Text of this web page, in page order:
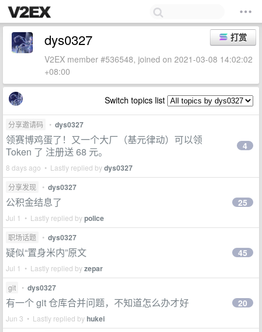
打赏
dys0327
V2EX member #536548, joined on 2021-03-08 14:02:02
+08:00
Switch topics list
分享邀请码 • dys0327
领赛博鸡蛋了！又一个大厂（基元律动）可以领
Token 了 注册送 68 元。
8 days ago • Lastly replied bydys0327
4
分享发现 • dys0327
公积金结息了
Jul 1 • Lastly replied bypolice
25
职场话题 • dys0327
疑似“置身米内”原文
Jul 1 • Lastly replied byzepar
45
git • dys0327
有一个 git 仓库合并问题，不知道怎么办才好
Jun 3 • Lastly replied byhukei
20